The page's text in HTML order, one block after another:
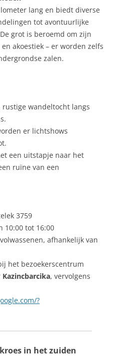
lang en biedt diverse
tot avontuurlijke
grot is beroemd om zijn
akoestiek – er worden zelfs
zalen.
rustige wandeltocht langs
er lichtshows
een uitstapje naar het
ruïne van een
3759
10:00 tot 16:00
afhankelijk van
het bezoekerscentrum
Kazincbarcika, vervolgens
?
in het zuiden